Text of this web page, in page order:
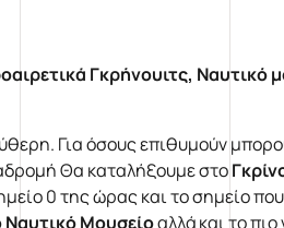
Γκρήνουιτς, Ναυτικό
Για όσους επιθυμούν
Θα καταλήξουμε στο
0 της ώρας και το σημείο που
Ναυτικό Μουσείοαλλά και το